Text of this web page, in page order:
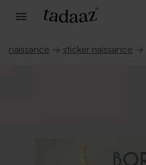
naissance → sticker naissance →